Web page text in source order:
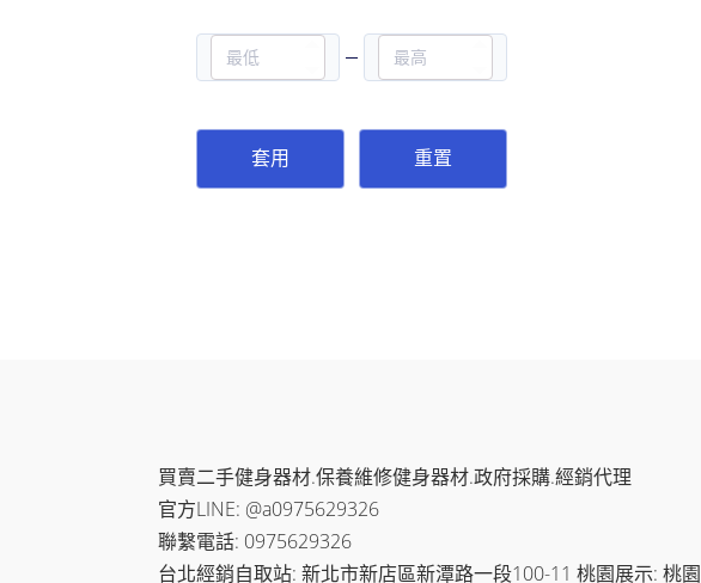
套用 重置
買賣二手健身器材.保養維修健身器材.政府採購.經銷代理
官方LINE: @a0975629326
聯繫電話: 0975629326
台北經銷自取站: 新北市新店區新潭路一段100-11 桃園展示: 桃園